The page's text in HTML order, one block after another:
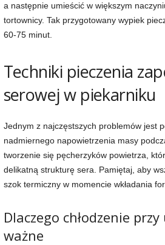
a następnie umieścić w większym
tortownicy. Tak przygotowany wypiek
60-75 minut.
Techniki pieczenia
serowej w piekarniku
Jednym z najczęstszych problemów jest
nadmiernego napowietrzenia masy
tworzenie się pęcherzyków powietrza,
delikatną strukturę sera. Pamiętaj, aby
szok termiczny w momencie wkładania
Dlaczego chłodzenie
ważne